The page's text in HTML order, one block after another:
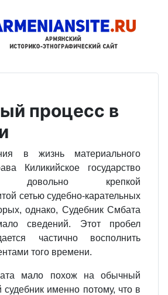
процесс в
в жизнь материального
Киликийское государство
довольно крепкой
сетью судебно‑карательных
однако, Судебник Смбата
сведений. Этот пробел
частично восполнить
того времени.
мало похож на обычный
именно потому, что в